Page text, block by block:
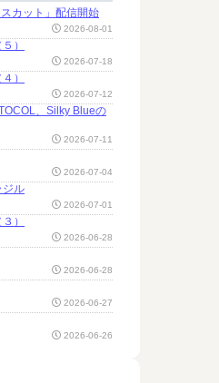
カット」配信開始
2026-08-01
）
2026-07-18
）
2026-07-12
、Silky Blueの
2026-07-11
2026-07-04
ジル
2026-07-01
）
2026-06-28
2026-06-28
2026-06-27
2026-06-26